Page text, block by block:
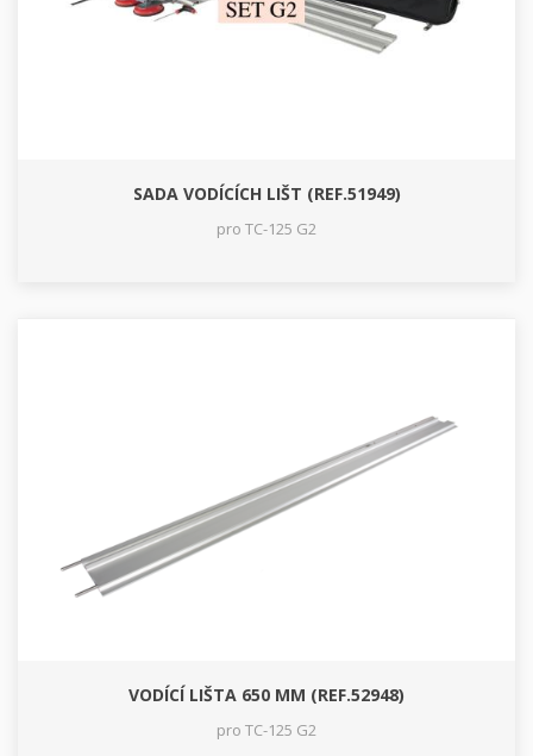
SADA VODÍCÍCH LIŠT (REF.51949)
pro TC-125 G2
VODÍCÍ LIŠTA 650 MM (REF.52948)
pro TC-125 G2